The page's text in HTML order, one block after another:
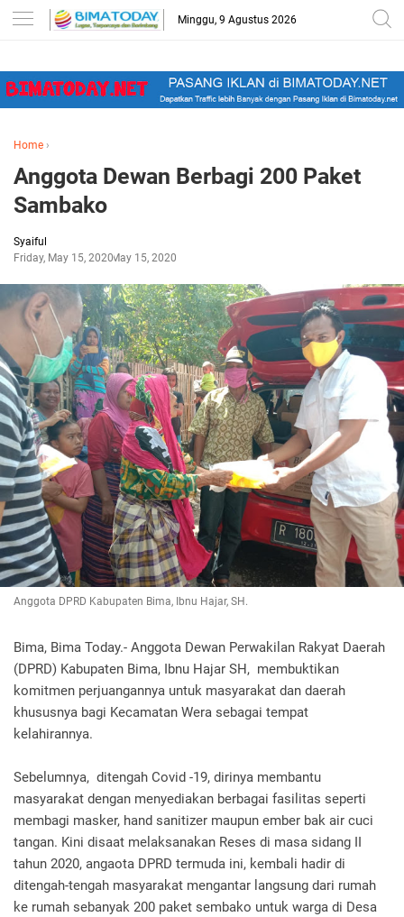
-->
Minggu, 9 Agustus 2026
Home ›
Anggota Dewan Berbagi 200 Paket
Sambako
Syaiful
Friday, May 15, 2020May 15, 2020
Anggota DPRD Kabupaten Bima, Ibnu Hajar, SH.
Bima, Bima Today.- Anggota Dewan Perwakilan Rakyat Daerah
(DPRD) Kabupaten Bima, Ibnu Hajar SH, membuktikan
komitmen perjuangannya untuk masyarakat dan daerah
khususnya bagi Kecamatan Wera sebagai tempat
kelahirannya.
Sebelumnya, ditengah Covid -19, dirinya membantu
masyarakat dengan menyediakan berbagai fasilitas seperti
membagi masker, hand sanitizer maupun ember bak air cuci
tangan. Kini disaat melaksanakan Reses di masa sidang II
tahun 2020, angaota DPRD termuda ini, kembali hadir di
ditengah-tengah masyarakat mengantar langsung dari rumah
ke rumah sebanyak 200 paket sembako untuk warga di Desa